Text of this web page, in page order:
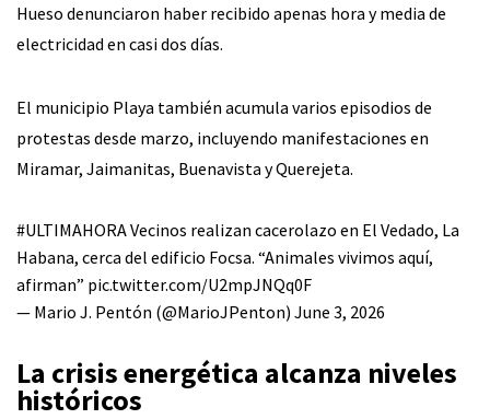
Hueso denunciaron haber recibido apenas hora y media de
electricidad en casi dos días.
El municipio Playa también acumula varios episodios de
protestas desde marzo, incluyendo manifestaciones en
Miramar, Jaimanitas, Buenavista y Querejeta.
#ULTIMAHORAVecinos realizan cacerolazo en El Vedado, La
Habana, cerca del edificio Focsa. “Animales vivimos aquí,
afirman” pic.twitter.com/U2mpJNQq0F
— Mario J. Pentón (@MarioJPenton) June 3, 2026
La crisis energética alcanza niveles
históricos